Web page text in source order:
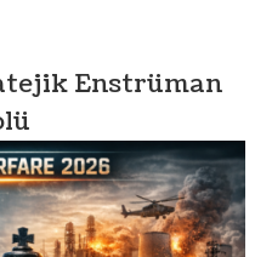
Enstrüman